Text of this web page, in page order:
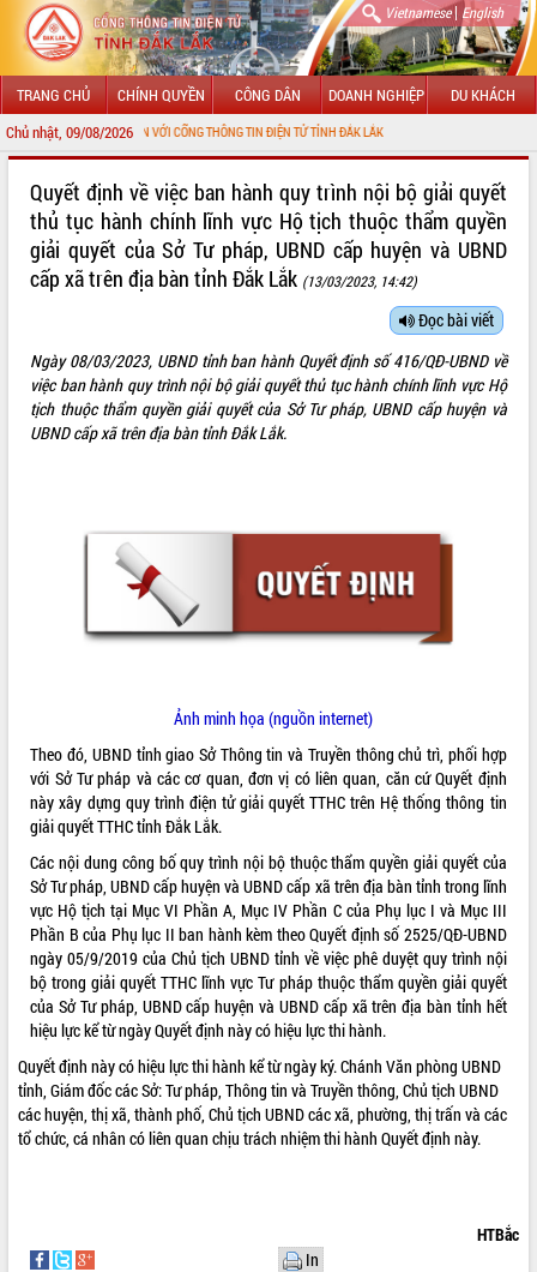
Vietnamese| English
TRANG CHỦ CHÍNH QUYỀN CÔNG DÂN DOANH NGHIỆP DU KHÁCH
Chủ nhật, 09/08/2026
MỪNG ĐẾN VỚI CỔNG THÔNG TIN ĐIỆN TỬ TỈNH ĐẮK LẮK
LÃNH ĐẠO UBND TỈNH
TIN TỨC SỰ KIỆN
UBND CÁC XÃ, PHƯỜNG
THÔNG TIN CHỈ ĐẠO ĐIỀU HÀNH
ĐIỂM TIN VĂN BẢN
VIDEO
Không có file video nào để phát.
Quyết định về việc ban hành quy trình nội bộ giải quyết
thủ tục hành chính lĩnh vực Hộ tịch thuộc thẩm quyền
giải quyết của Sở Tư pháp, UBND cấp huyện và UBND
cấp xã trên địa bàn tỉnh Đắk Lắk (13/03/2023, 14:42)
Đọc bài viết
Ngày 08/03/2023, UBND tỉnh ban hành Quyết định số 416/QĐ-UBND về
việc ban hành quy trình nội bộ giải quyết thủ tục hành chính lĩnh vực Hộ
tịch thuộc thẩm quyền giải quyết của Sở Tư pháp, UBND cấp huyện và
UBND cấp xã trên địa bàn tỉnh Đắk Lắk.
Ảnh minh họa (nguồn internet)
Theo đó, UBND tỉnh giao Sở Thông tin và Truyền thông chủ trì, phối hợp
với Sở Tư pháp và các cơ quan, đơn vị có liên quan, căn cứ Quyết định
này xây dựng quy trình điện tử giải quyết TTHC trên Hệ thống thông tin
giải quyết TTHC tỉnh Đắk Lắk.
Các nội dung công bố quy trình nội bộ thuộc thẩm quyền giải quyết của
Sở Tư pháp, UBND cấp huyện và UBND cấp xã trên địa bàn tỉnh trong lĩnh
vực Hộ tịch tại Mục VI Phần A, Mục IV Phần C của Phụ lục I và Mục III
Phần B của Phụ lục II ban hành kèm theo Quyết định số 2525/QĐ-UBND
ngày 05/9/2019 của Chủ tịch UBND tỉnh về việc phê duyệt quy trình nội
bộ trong giải quyết TTHC lĩnh vực Tư pháp thuộc thẩm quyền giải quyết
của Sở Tư pháp, UBND cấp huyện và UBND cấp xã trên địa bàn tỉnh hết
hiệu lực kể từ ngày Quyết định này có hiệu lực thi hành.
Quyết định này có hiệu lực thi hành kể từ ngày ký. Chánh Văn phòng UBND
tỉnh, Giám đốc các Sở: Tư pháp, Thông tin và Truyền thông, Chủ tịch UBND
các huyện, thị xã, thành phố, Chủ tịch UBND các xã, phường, thị trấn và các
tổ chức, cá nhân có liên quan chịu trách nhiệm thi hành Quyết định này.
HTBắc
In